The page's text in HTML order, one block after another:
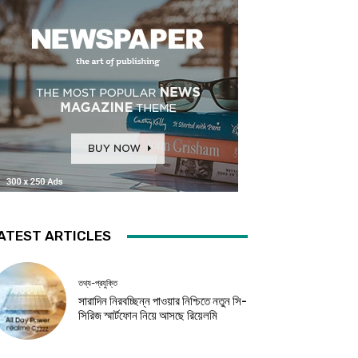
ARTICLES
তথ্য-প্রযুক্তি
সারাদিন নিরবচ্ছিন্ন পাওয়ার নিশ্চিতে নতুন সি-
সিরিজ স্মার্টফোন নিয়ে আসছে রিয়েলমি